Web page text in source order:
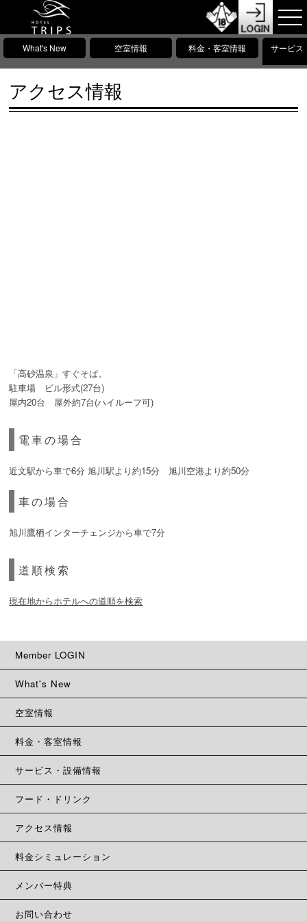
What's New 空室情報 料金・客室情報
サービス
報
アクセス情報
「高砂温泉」すぐそば。
駐車場 ビル形式(27台)
屋内20台 屋外約7台(ハイルーフ可)
電車の場合
近文駅から車で6分 旭川駅より約15分 旭川空港より約50分
車の場合
旭川鷹栖インターチェンジから車で7分
道順検索
現在地からホテルへの道順を検索
Member LOGIN
What's New
空室情報
料金・客室情報
サービス・設備情報
フード・ドリンク
アクセス情報
料金シミュレーション
メンバー特典
お問い合わせ